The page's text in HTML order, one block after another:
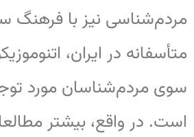
مردم‌شناسی نیز با فرهنگ
متأسفانه در ایران،
سوی مردم‌شناسان مورد
است. در واقع، بیشتر